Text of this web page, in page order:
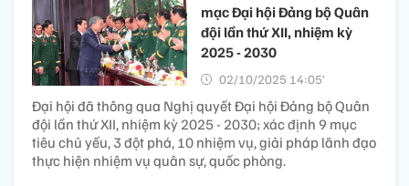
mạc Đại hội Đảng bộ Quân
đội lần thứ XII, nhiệm kỳ
2025 - 2030
02/10/2025 14:05’
Đại hội đã thông qua Nghị quyết Đại hội Đảng bộ Quân
đội lần thứ XII, nhiệm kỳ 2025 - 2030; xác định 9 mục
tiêu chủ yếu, 3 đột phá, 10 nhiệm vụ, giải pháp lãnh đạo
thực hiện nhiệm vụ quân sự, quốc phòng.